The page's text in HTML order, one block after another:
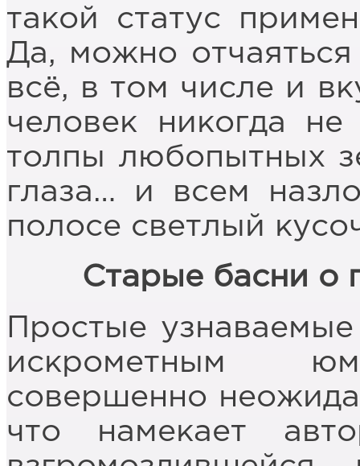
такой статус
Да, можно
всё, в том числе и
человек никогда
толпы любопытных
глаза… и всем
полосе светлый
Старые басни о
Простые
искрометным
совершенно
что намекает